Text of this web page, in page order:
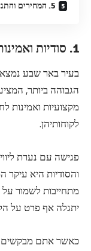
5. המחירים והתנאים של נערות ליווי בבאר שבע
1. סודיות ואמינות
בעיר באר שבע
הגבוהה ביותר,
מקצועיות ואמינות
לקוחותיהן.
פגישה עם נערת
והסודיות היא
מתחייבות לשמור על
יתגלה אף פרט על
כאשר אתם מבקשים